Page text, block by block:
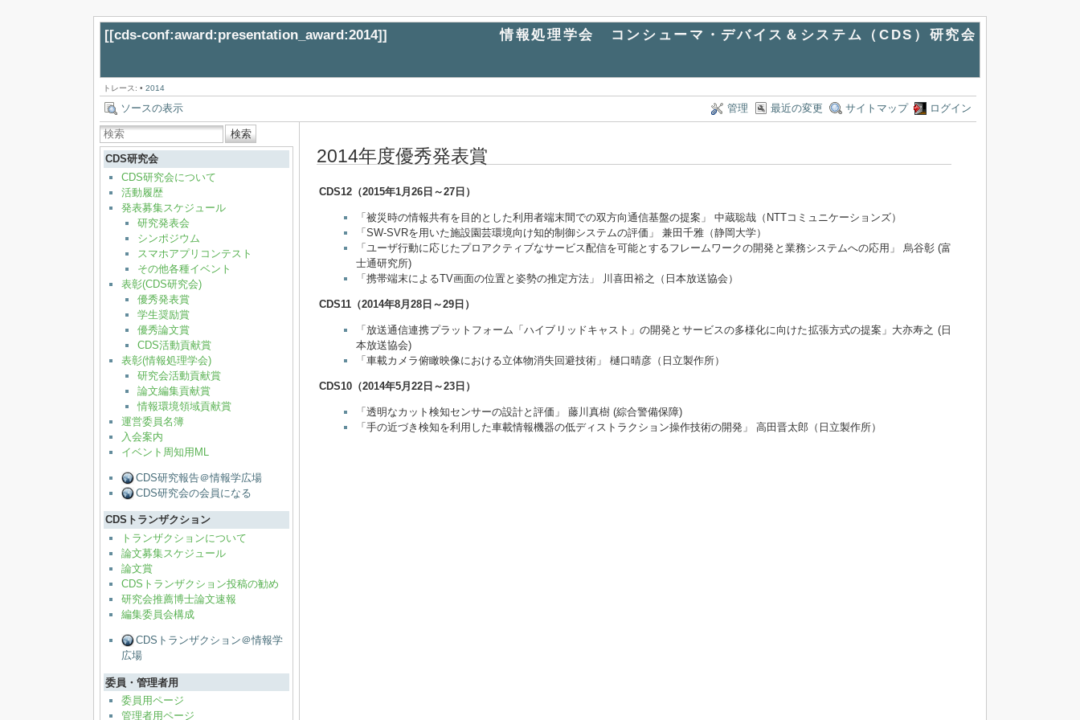
[[cds-conf:award:presentation_award:2014]] 情報処理学会 コンシューマ・デバイス＆システム（CDS）研究会
トレース: • 2014
ソースの表示 管理 最近の変更 サイトマップ ログイン
検索
CDS研究会
CDS研究会について
活動履歴
発表募集スケジュール
研究発表会
シンポジウム
スマホアプリコンテスト
その他各種イベント
表彰(CDS研究会)
優秀発表賞
学生奨励賞
優秀論文賞
CDS活動貢献賞
表彰(情報処理学会)
研究会活動貢献賞
論文編集貢献賞
情報環境領域貢献賞
運営委員名簿
入会案内
イベント周知用ML
CDS研究報告＠情報学広場
CDS研究会の会員になる
CDSトランザクション
トランザクションについて
論文募集スケジュール
論文賞
CDSトランザクション投稿の勧め
研究会推薦博士論文速報
編集委員会構成
CDSトランザクション＠情報学
広場
委員・管理者用
委員用ページ
管理者用ページ
2014年度優秀発表賞
CDS12（2015年1月26日～27日）
「被災時の情報共有を目的とした利用者端末間での双方向通信基盤の提案」 中蔵聡哉（NTTコミュニケーションズ）
「SW-SVRを用いた施設園芸環境向け知的制御システムの評価」 兼田千雅（静岡大学）
「ユーザ行動に応じたプロアクティブなサービス配信を可能とするフレームワークの開発と業務システムへの応用」 烏谷彰 (富
士通研究所)
「携帯端末によるTV画面の位置と姿勢の推定方法」 川喜田裕之（日本放送協会）
CDS11（2014年8月28日～29日）
「放送通信連携プラットフォーム「ハイブリッドキャスト」の開発とサービスの多様化に向けた拡張方式の提案」大亦寿之 (日
本放送協会)
「車載カメラ俯瞰映像における立体物消失回避技術」 樋口晴彦（日立製作所）
CDS10（2014年5月22日～23日）
「透明なカット検知センサーの設計と評価」 藤川真樹 (綜合警備保障)
「手の近づき検知を利用した車載情報機器の低ディストラクション操作技術の開発」 高田晋太郎（日立製作所）